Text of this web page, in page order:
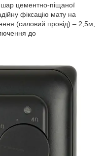
цементно-піщаної
фіксацію мату на
(силовий провід) – 2,5м,
до